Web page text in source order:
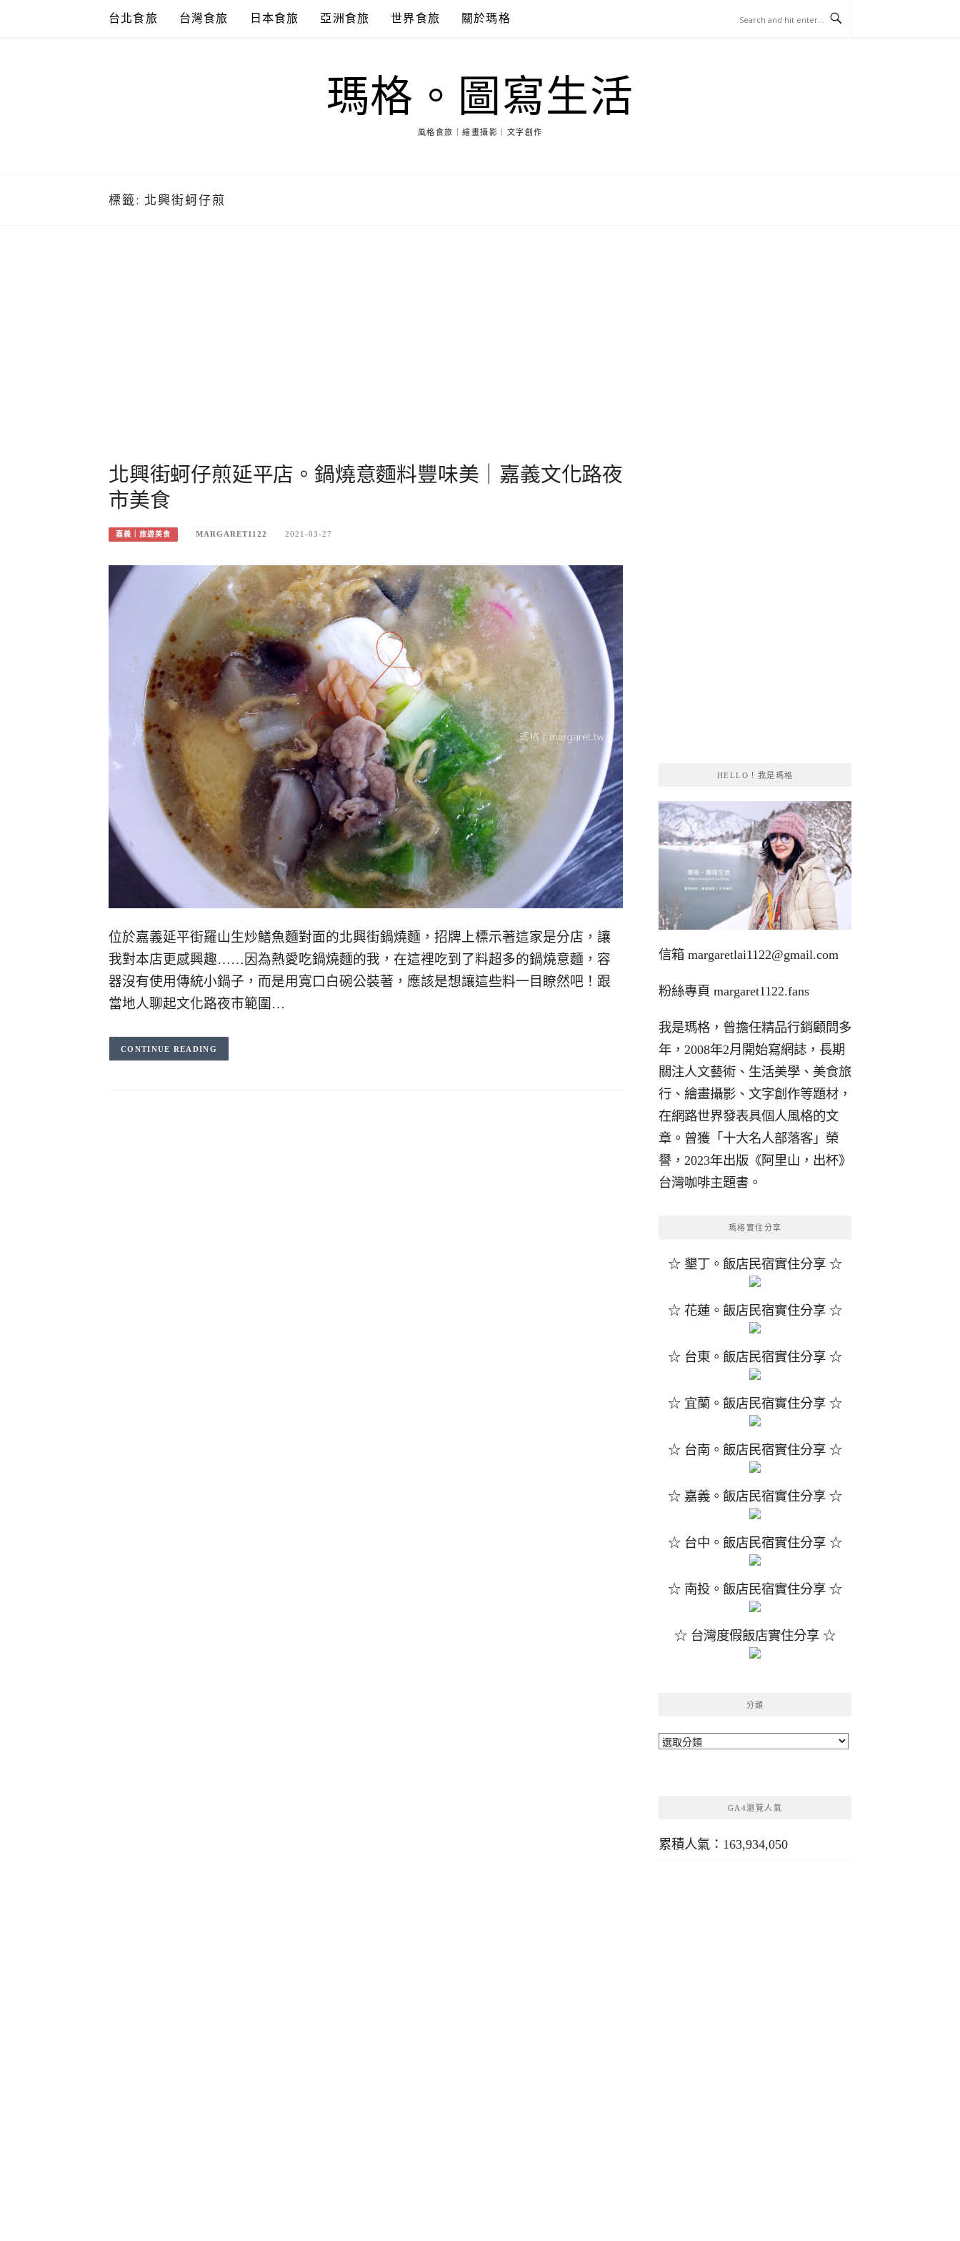
台北食旅 台灣食旅 日本食旅 亞洲食旅 世界食旅 關於瑪格
瑪格。圖寫生活
風格食旅｜繪畫攝影｜文字創作
標籤: 北興街蚵仔煎
北興街蚵仔煎延平店。鍋燒意麵料豐味美｜嘉義文化路夜
市美食
嘉義｜旅遊美食 MARGARET1122 2021-03-27
位於嘉義延平街羅山生炒鱔魚麵對面的北興街鍋燒麵，招牌上標示著這家是分店，讓
我對本店更感興趣……因為熱愛吃鍋燒麵的我，在這裡吃到了料超多的鍋燒意麵，容
器沒有使用傳統小鍋子，而是用寬口白碗公裝著，應該是想讓這些料一目瞭然吧！跟
當地人聊起文化路夜市範圍…
CONTINUE READING
HELLO！我是瑪格
信箱 margaretlai1122@gmail.com
粉絲專頁 margaret1122.fans
我是瑪格，曾擔任精品行銷顧問多
年，2008年2月開始寫網誌，長期
關注人文藝術、生活美學、美食旅
行、繪畫攝影、文字創作等題材，
在網路世界發表具個人風格的文
章。曾獲「十大名人部落客」榮
譽，2023年出版《阿里山，出杯》
台灣咖啡主題書。
瑪格實住分享
☆ 墾丁。飯店民宿實住分享 ☆
☆ 花蓮。飯店民宿實住分享 ☆
☆ 台東。飯店民宿實住分享 ☆
☆ 宜蘭。飯店民宿實住分享 ☆
☆ 台南。飯店民宿實住分享 ☆
☆ 嘉義。飯店民宿實住分享 ☆
☆ 台中。飯店民宿實住分享 ☆
☆ 南投。飯店民宿實住分享 ☆
☆ 台灣度假飯店實住分享 ☆
分類
分
GA4瀏覽人氣
累積人氣：163,934,050